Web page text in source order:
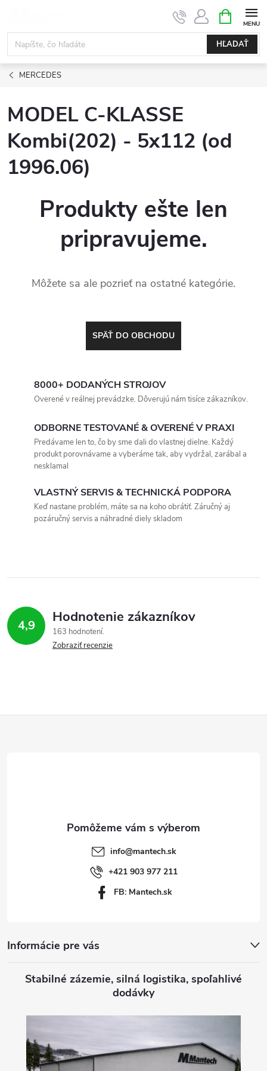
obsah
HĽADAŤ
KOŠÍK
MERCEDES
MODEL C-KLASSE
Kombi(202) - 5x112 (od
1996.06)
Produkty ešte len
pripravujeme.
Môžete sa ale pozrieť na ostatné kategórie.
SPÄŤ DO OBCHODU
8000+ DODANÝCH STROJOV
Overené v reálnej prevádzke. Dôverujú nám tisíce zákazníkov.
ODBORNE TESTOVANÉ & OVERENÉ V PRAXI
Predávame len to, čo by sme dali do vlastnej dielne. Každý
produkt porovnávame a vyberáme tak, aby vydržal, zarábal a
nesklamal
VLASTNÝ SERVIS & TECHNICKÁ PODPORA
Keď nastane problém, máte sa na koho obrátiť. Záručný aj
pozáručný servis a náhradné diely skladom
4,9 Hodnotenie zákazníkov
163 hodnotení
Zobraziť recenzie
info@mantech.sk
+421 903 977 211
FB: Mantech.sk
Informácie pre vás
Stabilné zázemie, silná logistika, spoľahlivé
dodávky